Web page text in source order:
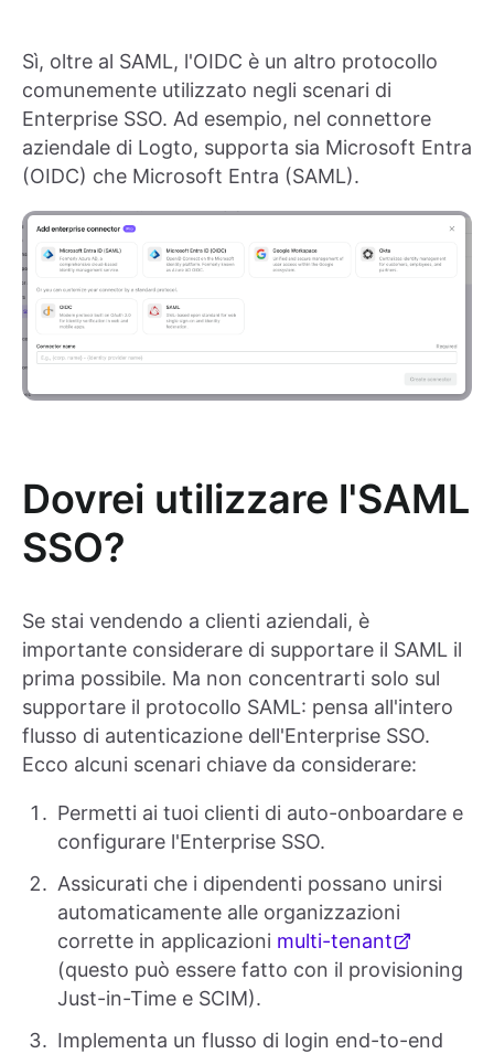
Sì, oltre al SAML, l'OIDC è un altro protocollo
comunemente utilizzato negli scenari di
Enterprise SSO. Ad esempio, nel connettore
aziendale di Logto, supporta sia Microsoft Entra
(OIDC) che Microsoft Entra (SAML).
Dovrei utilizzare l'SAML
SSO?
Se stai vendendo a clienti aziendali, è
importante considerare di supportare il SAML il
prima possibile. Ma non concentrarti solo sul
supportare il protocollo SAML: pensa all'intero
flusso di autenticazione dell'Enterprise SSO.
Ecco alcuni scenari chiave da considerare:
Permetti ai tuoi clienti di auto-onboardare e
configurare l'Enterprise SSO.
Assicurati che i dipendenti possano unirsi
automaticamente alle organizzazioni
corrette in applicazioni multi-tenant
(questo può essere fatto con il provisioning
Just-in-Time e SCIM).
Implementa un flusso di login end-to-end